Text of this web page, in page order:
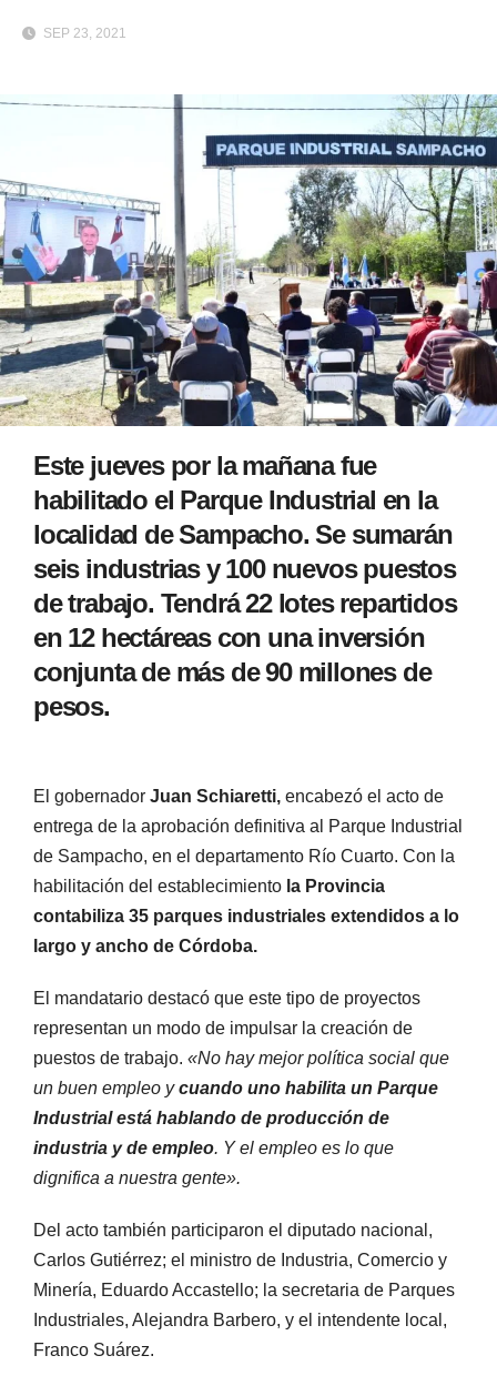
SEP 23, 2021
Este jueves por la mañana fue
habilitado el Parque Industrial en la
localidad de Sampacho. Se sumarán
seis industrias y 100 nuevos puestos
de trabajo. Tendrá 22 lotes repartidos
en 12 hectáreas con una inversión
conjunta de más de 90 millones de
pesos.
El gobernador Juan Schiaretti, encabezó el acto de
entrega de la aprobación definitiva al Parque Industrial
de Sampacho, en el departamento Río Cuarto. Con la
habilitación del establecimiento la Provincia
contabiliza 35 parques industriales extendidos a lo
largo y ancho de Córdoba.
El mandatario destacó que este tipo de proyectos
representan un modo de impulsar la creación de
puestos de trabajo. «No hay mejor política social que
un buen empleo ycuando uno habilita un Parque
Industrial está hablando de producción de
industria y de empleo. Y el empleo es lo que
dignifica a nuestra gente».
Del acto también participaron el diputado nacional,
Carlos Gutiérrez; el ministro de Industria, Comercio y
Minería, Eduardo Accastello; la secretaria de Parques
Industriales, Alejandra Barbero, y el intendente local,
Franco Suárez.